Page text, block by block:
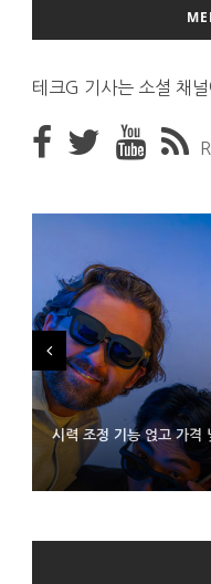
테크G 기사는 소셜 채
시력 조정 기능 얹고 가격
D램 부족에 10억달러
300~400달러